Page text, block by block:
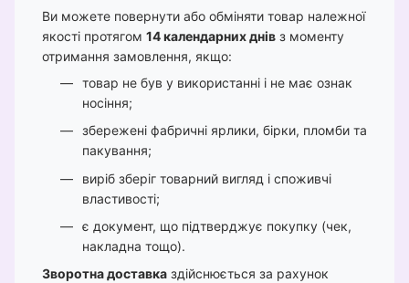
Ви можете повернути або обміняти товар належної
якості протягом 14 календарних днів з моменту
отримання замовлення, якщо:
товар не був у використанні і не має ознак
носіння;
збережені фабричні ярлики, бірки, пломби та
пакування;
виріб зберіг товарний вигляд і споживчі
властивості;
є документ, що підтверджує покупку (чек,
накладна тощо).
Зворотна доставка здійснюється за рахунок